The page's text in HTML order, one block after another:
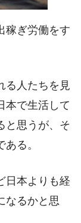
稼ぎ労働をす
る人たちを見
本で生活して
と思うが、そ
る。
日本よりも経
なるかと思